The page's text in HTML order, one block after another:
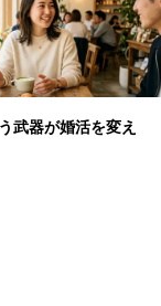
武器が婚活を変え